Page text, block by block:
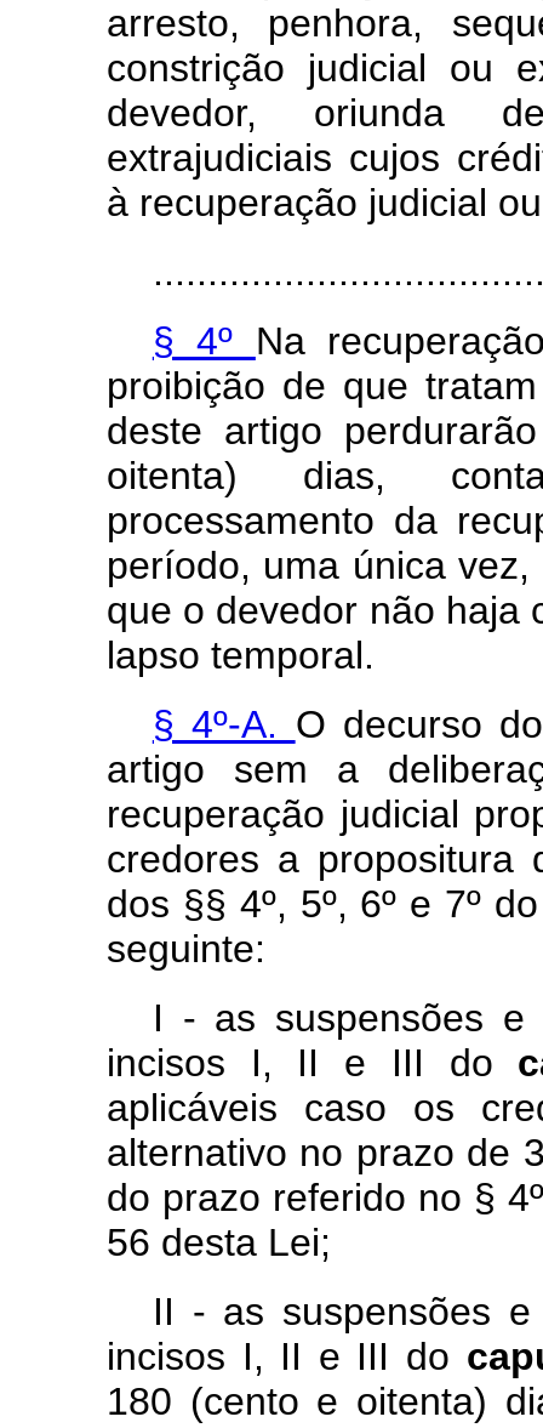
arresto, penhora,
constrição judicial ou
devedor, oriunda
extrajudiciais cujos
à recuperação judicial
§ 4º Na
proibição de que
deste artigo
oitenta) dias,
processamento da
período, uma única
que o devedor não haja
lapso temporal.
§ 4º-A. O decurso
artigo sem a
recuperação judicial
credores a propositura
dos §§ 4º, 5º, 6º e 7º
seguinte:
I - as suspensões
incisos I, II e III do
aplicáveis caso os
alternativo no prazo de
do prazo referido no §
56 desta Lei;
II - as suspensões
incisos I, II e III do
180 (cento e oitenta)